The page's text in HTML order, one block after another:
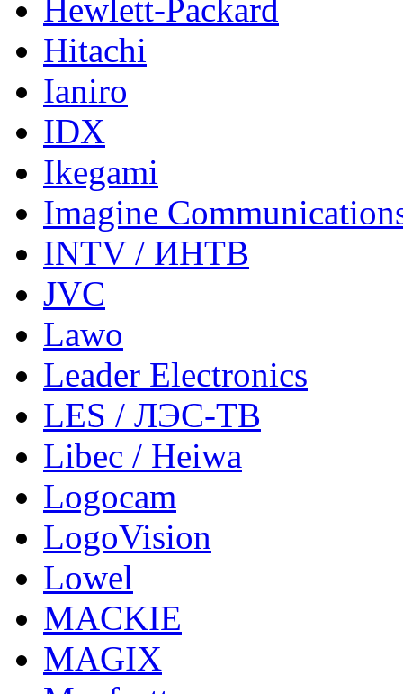
Hewlett-Packard
Hitachi
Ianiro
IDX
Ikegami
Imagine
INTV / ИНТВ
JVC
Lawo
Leader Electronics
LES / ЛЭС-ТВ
Libec / Heiwa
Logocam
LogoVision
Lowel
MACKIE
MAGIX